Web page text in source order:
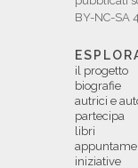
BY-NC-SA
il progetto
biografie
autrici e
partecipa
libri
iniziative